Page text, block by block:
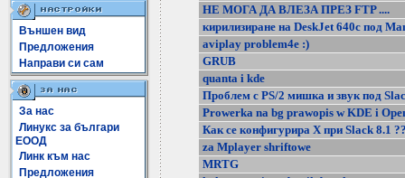
Външен вид
Предложения
Направи си сам
За нас
Линукс за българи
ЕООД
Линк към нас
Предложения
НЕ МОГА ДА ВЛЕЗА ПРЕЗ FTP ....
кирилизиране на DeskJet 640c под
aviplay problem4e :)
GRUB
quanta i kde
Проблем с PS/2 мишка и звук под
Prowerka na bg prawopis w KDE i
Как се конфигурира Х при Slack 8.1
za Mplayer shriftowe
MRTG